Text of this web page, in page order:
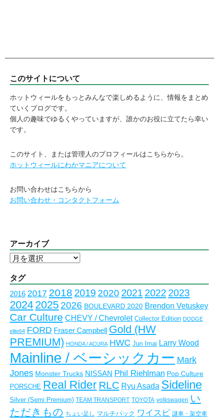
このサイトについて
ホットウィールをもっとみんなで楽しめるように、情報をまとめ
ていくブログです。
個人の趣味でゆるくやっていますが、誰かのお役に立てたら幸い
です。
このサイト、または管理人のプロフィールはこちらから。
ホットウィールにわかマニアについて
お問い合わせはこちらから
お問い合わせ・コンタクトフォーム
アーカイブ
ア
カ
ブ
タグ
2016 2017 2018 2019 2020 2021 2022 2023
2024 2025 2026 BOULEVARD 2020 Brendon Vetuskey
Car Culture CHEVY / Chevrolet Collector Edition DODGE
elite64 FORD Fraser Campbell
Gold (HW
PREMIUM) HONDA / ACURA HWC Jun Imai Larry Wood
Mainline / ベーシックカー Mark
Jones Monster Trucks NISSAN Phil Riehlman Pop Culture
PORSCHE Real Rider RLC Ryu Asada Sideline
Silver (Semi Premium) TEAM TRANSPORT TOYOTA volkswagen い
ただきもの ちょい足し マルチパック ワイスピ 謎車・架空車